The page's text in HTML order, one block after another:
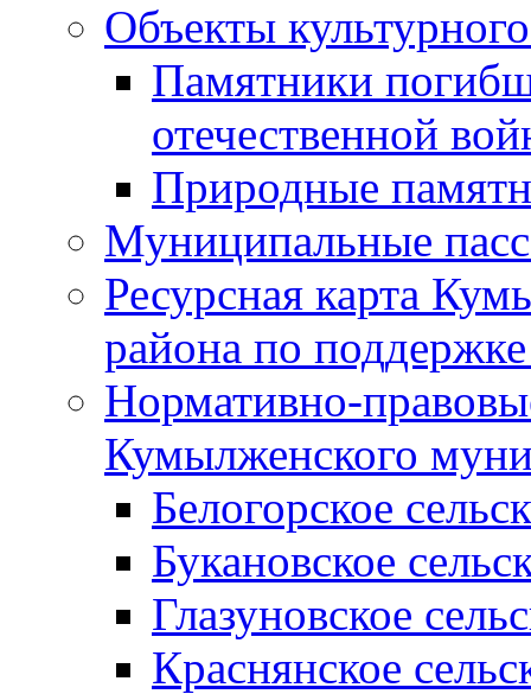
Объекты
Памятники
отечественной
Природные
Муниципальные
Ресурсная карта
района по
Нормативно-
Кумылженского
Белогорское
Букановское
Глазуновское
Краснянское